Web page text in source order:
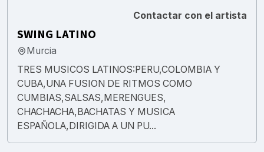
Contactar con el artista
SWING LATINO
Murcia
TRES MUSICOS LATINOS:PERU,COLOMBIA Y
CUBA,UNA FUSION DE RITMOS COMO
CUMBIAS,SALSAS,MERENGUES,
CHACHACHA,BACHATAS Y MUSICA
ESPAÑOLA,DIRIGIDA A UN PU...